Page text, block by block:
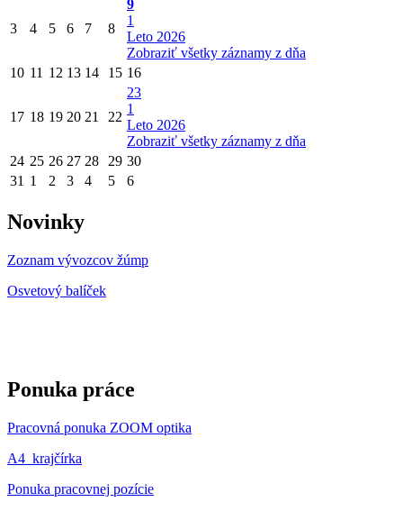
3 4 5 6 7 8
9
1
Leto 2026
Zobraziť všetky záznamy z dňa
10 11 12 13 14 15 16
17 18 19 20 21 22
23
1
Leto 2026
Zobraziť všetky záznamy z dňa
24 25 26 27 28 29 30
31 1 2 3 4 5 6
Novinky
Zoznam vývozcov žúmp
Osvetový balíček
Ponuka práce
Pracovná ponuka ZOOM optika
A4_krajčírka
Ponuka pracovnej pozície